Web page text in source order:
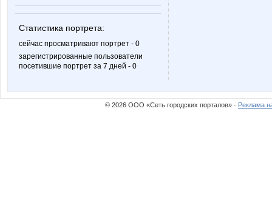
Статистика портрета:
сейчас просматривают портрет - 0
зарегистрированные пользователи
посетившие портрет за 7 дней - 0
© 2026 ООО «Сеть городских порталов» · Реклама